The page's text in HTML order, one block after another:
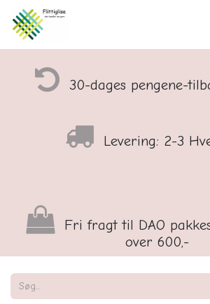
30-dages pengene-
Levering: 2-3
Fri fragt til DAO
over 600,-